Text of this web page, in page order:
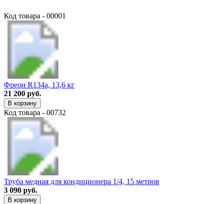
Код товара - 00001
Фреон R134a, 13,6 кг
21 200 руб.
В корзину
Код товара - 00732
Труба медная для кондиционера 1/4, 15 метров
3 090 руб.
В корзину